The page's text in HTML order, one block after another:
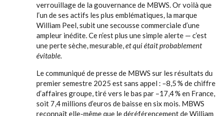
verrouillage de la gouvernance de MBWS. Or voilà que
l’un de ses actifs les plus emblématiques, la marque
William Peel, subit une secousse commerciale d’une
ampleur inédite. Ce n’est plus une simple alerte — c’est
une perte sèche, mesurable,et qui était probablement
évitable.
Le communiqué de presse de MBWS sur les résultats du
premier semestre 2025 est sans appel : –8,5 % de chiffre
d’affaires groupe, tiré vers le bas par –17,4 % en France,
soit 7,4 millions d’euros de baisse en six mois. MBWS
reconnaît elle-même que le déréférencement de William